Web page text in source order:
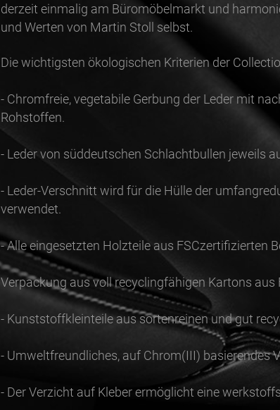
derzeit einmalig am Büromöbelmarkt und
und Werten von Martin Stoll selbst.
Die wichtigsten ökologischen Kriterien der
- Chromfreie, vegetabile Gerbung der Leder mit
Rohstoffen.
- Leder von süddeutschen Schlachtbullen jeweils
- Leder-Verschnitt wird für die Hülle der
verwendet.
- Alle eingesetzten Holzteile aus FSCzertifizierten
Verpackung aus voll recyclingfähigen Kartons aus
- Kunststoffkleinteile aus sortenreinen und gut
- Umweltfreundliches, auf Chrom(III) basierendes
- Der Verzicht auf Kleber ermöglicht eine